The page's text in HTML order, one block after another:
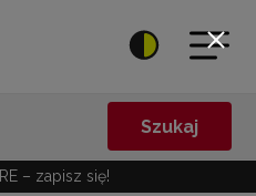
Szukaj
– zapisz się!